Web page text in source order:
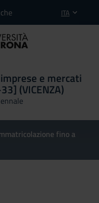
ITA
e mercati
(VICENZA)
fino a